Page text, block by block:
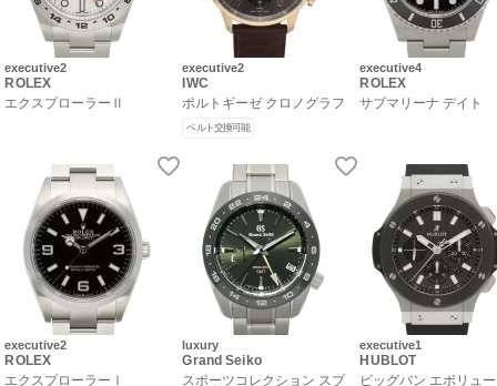
executive2
ROLEX
エクスプローラーⅡ
executive2
ROLEX
エクスプローラーⅠ
executive2
IWC
ポルトギーゼ クロノグラフ
ベルト交換可能
luxury
Grand Seiko
スポーツコレクション スプ
executive4
ROLEX
サブマリーナ デイト
executive1
HUBLOT
ビッグバン エボリュ